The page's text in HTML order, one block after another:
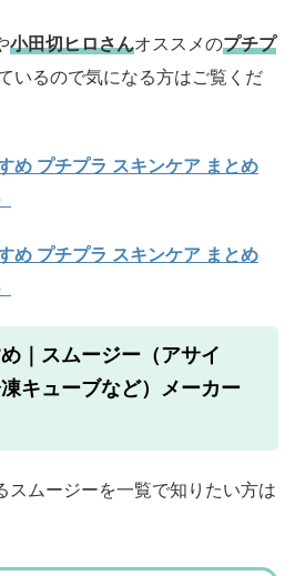
小田切ヒロさんオススメのプチプ
いるので気になる方はご覧くだ
め プチプラ スキンケア まとめ
め プチプラ スキンケア まとめ
｜スムージー（アサイ
キューブなど）メーカー
スムージーを一覧で知りたい方は